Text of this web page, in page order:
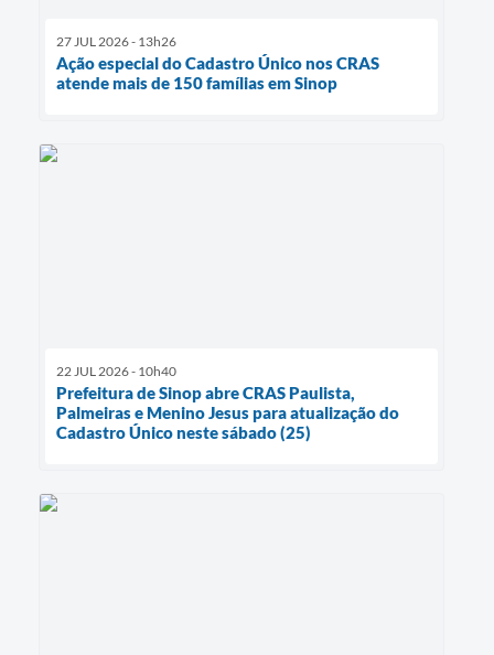
27 JUL 2026 - 13h26
Ação especial do Cadastro Único nos CRAS
atende mais de 150 famílias em Sinop
22 JUL 2026 - 10h40
Prefeitura de Sinop abre CRAS Paulista,
Palmeiras e Menino Jesus para atualização do
Cadastro Único neste sábado (25)